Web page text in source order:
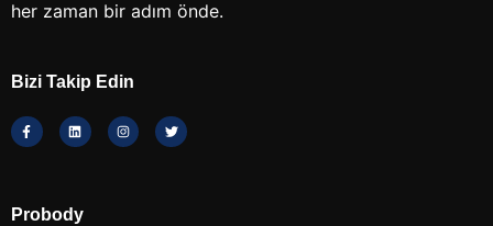
her zaman bir adım önde.
Bizi Takip Edin
Probody